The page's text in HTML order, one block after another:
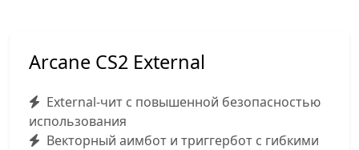
Arcane CS2 External
External-чит с повышенной безопасностью
использования
Векторный аимбот и триггербот с гибкими